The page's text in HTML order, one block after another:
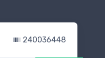
240036448